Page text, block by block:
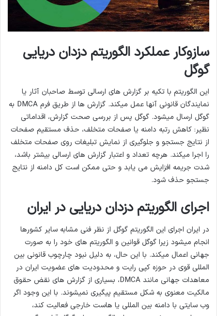
سازوکار عملکرد الگوریتم دزدان دریایی
گوگل
این الگوریتم با تکیه بر گزارش های ارسالی توسط صاحبان آثار یا
نمایندگان قانونی آنها عمل میکند. گزارش ها از طریق فرم DMCA به
گوگل ارسال میشود. گوگل پس از بررسی صحت گزارش، اقداماتی
نظیر: کاهش رتبه دامنه یا صفحات متخلف، حذف مستقیم صفحات
از نتایج جستجو و جلوگیری از نمایش تبلیغات روی صفحات متخلف
را اجرا میکند. هرچه تعداد و اعتبار گزارش های ارسالی بیشتر باشد،
شدت جریمه افزایش می یابد و حتی ممکن است کل دامنه از نتایج
جستجو حذف شود.
اجرای الگوریتم دزدان دریایی در ایران
در ایران اجرای این الگوریتم گوگل از نظر فنی مشابه سایر کشورها
انجام میشود زیرا گوگل قوانین و الگوریتم های خود را به صورت
جهانی اعمال میکند. با این حال، به دلیل نبود چارچوب قانونی بین
المللی قوی در حوزه کپی رایت و محدودیت های عضویت ایران در
معاهدات جهانی مانند DMCA، بسیاری از گزارش های نقض حقوق
مالکیت معنوی به شکل مستقیم پیگیری نمیشوند. با این وجود اگر
وب سایتی با دامنه بین المللی یا هاست خارجی فعالیت کند،